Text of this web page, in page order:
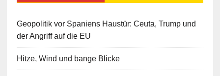
Geopolitik vor Spaniens Haustür: Ceuta, Trump und
der Angriff auf die EU
Hitze, Wind und bange Blicke